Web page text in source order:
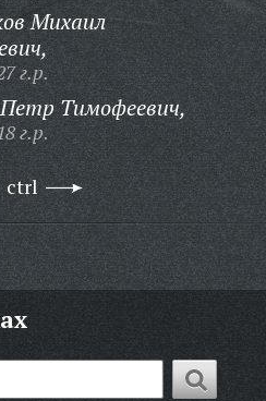
Михаил
г.р.
Тимофеевич,
г.р.
ctrl